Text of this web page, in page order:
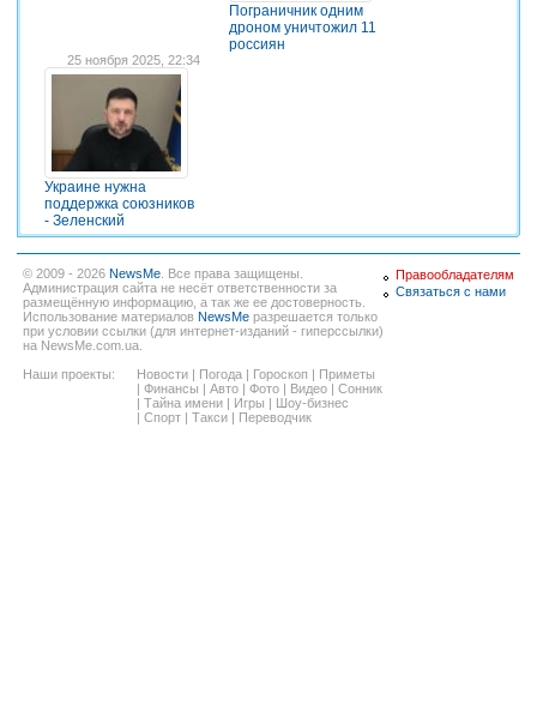
Пограничник одним
дроном уничтожил 11
россиян
25 ноября 2025, 22:34
Украине нужна
поддержка союзников
- Зеленский
© 2009 - 2026 NewsMe . Все права защищены.
Администрация сайта не несёт ответственности за
размещённую информацию, а так же ее достоверность.
Использование материалов NewsMe разрешается только
при условии ссылки (для интернет-изданий - гиперссылки)
на NewsMe.com.ua.
Наши проекты:
Новости | Погода | Гороскоп | Приметы
| Финансы | Авто | Фото | Видео | Сонник
| Тайна имени | Игры | Шоу-бизнес
| Спорт | Такси | Переводчик
Правообладателям
Связаться с нами